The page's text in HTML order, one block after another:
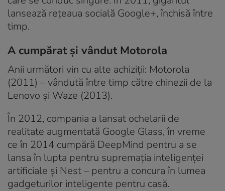
lansează rețeaua socială Google+, închisă între
timp.
A cumpărat și vândut Motorola
Anii următori vin cu alte achiziții: Motorola
(2011) – vândută între timp către chinezii de la
Lenovo și Waze (2013).
În 2012, compania a lansat ochelarii de
realitate augmentată Google Glass, în vreme
ce în 2014 cumpără DeepMind pentru a se
lansa în lupta pentru supremația inteligenței
artificiale și Nest – pentru a concura în lumea
gadgeturilor inteligente pentru casă.